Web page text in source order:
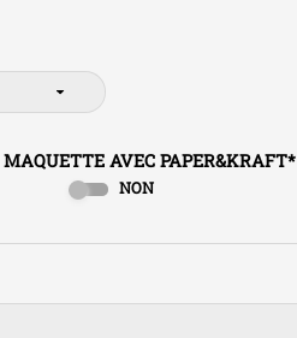
AVEC PAPER&KRAFT*
NON